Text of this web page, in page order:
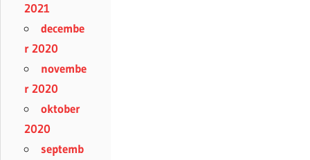
2021
decembe
r 2020
novembe
r 2020
oktober
2020
septemb